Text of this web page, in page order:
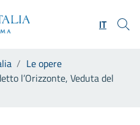
IT
Le opere
l’Orizzonte, Veduta del